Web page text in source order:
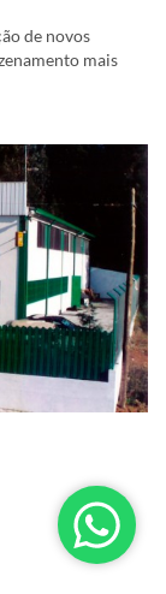
de novos
mais